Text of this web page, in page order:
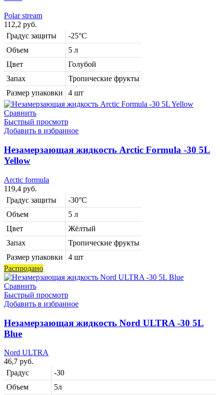
Polar stream
112,2 руб.
Градус защиты
-25°C
Объем
5 л
Цвет
Голубой
Запах
Тропические фрукты
Размер упаковки
4 шт
Сравнить
Быстрый просмотр
Добавить в избранное
Незамерзающая жидкость Arctic Formula -30 5L
Yellow
Arctic formula
119,4 руб.
Градус защиты
-30°C
Объем
5 л
Цвет
Жёлтый
Запах
Тропические фрукты
Размер упаковки
4 шт
Распродано
Сравнить
Быстрый просмотр
Добавить в избранное
Незамерзающая жидкость Nord ULTRA -30 5L
Blue
Nord ULTRA
46,7 руб.
Градус
-30
Объем
5л